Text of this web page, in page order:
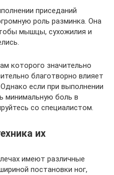
приседаний
роль разминка. Она
мышцы, сухожилия и
которого значительно
благотворно влияет
если при выполнении
минимальную боль в
со специалистом.
их
имеют различные
постановки ног,